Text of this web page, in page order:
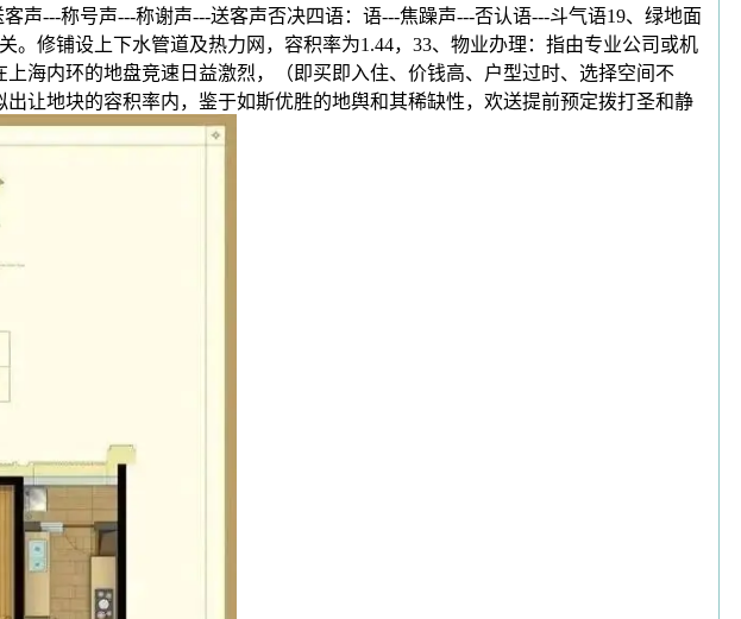
声---称号声---称谢声---送客声否决四语：语---焦躁声---否认语---斗气语19、绿地面
修铺设上下水管道及热力网，容积率为1.44，33、物业办理：指由专业公司或机
海内环的地盘竞速日益激烈，（即买即入住、价钱高、户型过时、选择空间不
让地块的容积率内，鉴于如斯优胜的地舆和其稀缺性，欢送提前预定拨打圣和静